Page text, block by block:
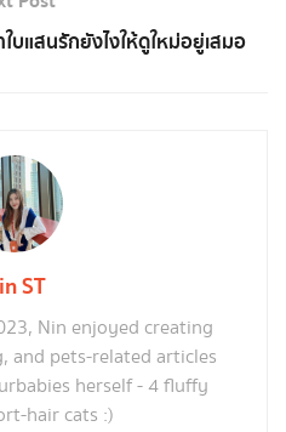
บแสนรักยังไงให้ดูใหม่อยู่เสมอ
ST
Nin enjoyed creating
and pets-related articles
herself - 4 fluffy
hair cats :)